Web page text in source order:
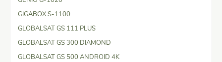
GIGABOX S-1100
GLOBALSAT GS 111 PLUS
GLOBALSAT GS 300 DIAMOND
GLOBALSAT GS 500 ANDROID 4K